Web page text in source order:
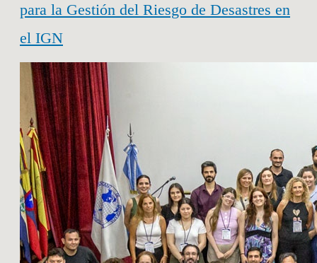
para la Gestión del Riesgo de Desastres en
el IGN